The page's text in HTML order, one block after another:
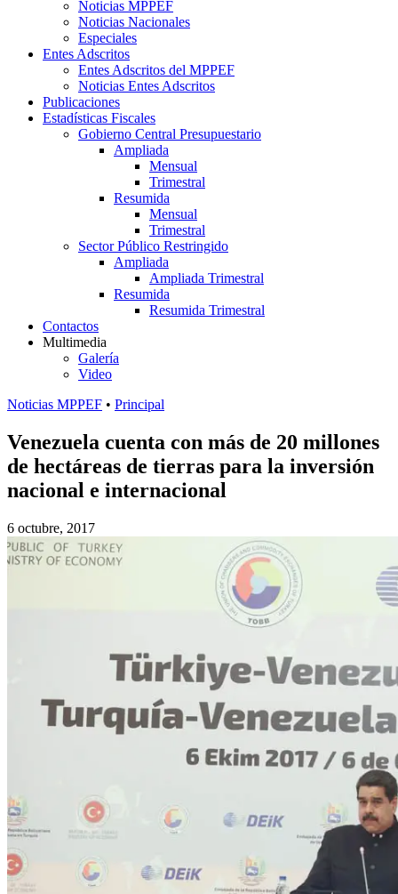
Noticias MPPEF
Noticias Nacionales
Especiales
Entes Adscritos
Entes Adscritos del MPPEF
Noticias Entes Adscritos
Publicaciones
Estadísticas Fiscales
Gobierno Central Presupuestario
Ampliada
Mensual
Trimestral
Resumida
Mensual
Trimestral
Sector Público Restringido
Ampliada
Ampliada Trimestral
Resumida
Resumida Trimestral
Contactos
Multimedia
Galería
Video
Noticias MPPEF • Principal
Venezuela cuenta con más de 20 millones
de hectáreas de tierras para la inversión
nacional e internacional
6 octubre, 2017